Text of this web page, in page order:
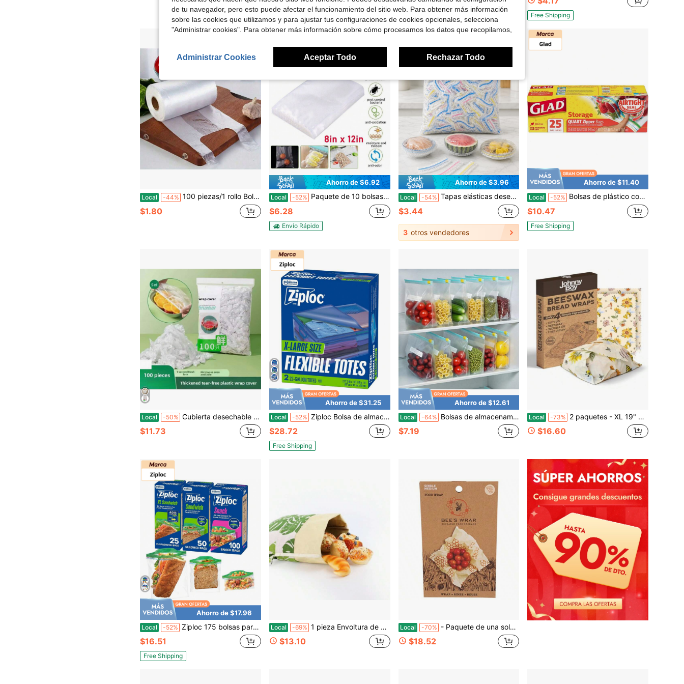
Free Shipping
Envío Rápido Free Shipping Free Shipping
Local -44% 100 piezas/1 rollo Bolsas de almacenamiento de alimentos duraderas y resistentes a desgarros para frutas y verduras, adecuadas para cocinar al aire libre y uso en la cocina
$1.80
Ahorro de $6.92
Local -52% Paquete de 10 bolsas de sellado al vacío premium de 8" x 12" para conservación de alimentos, almacenamiento y ahorro, para verduras y carne
$6.28
Envío Rápido
Ahorro de $3.96
Local -54% Tapas elásticas desechables para alimentos, tapas de película transparente para sellar tazones, platos y recipientes de almacenamiento de alimentos en la cocina, juego multicolor
$3.44
3 otros vendedores
Ahorro de $11.40
Local -52% Bolsas de plástico con cierre Glad para almacenamiento de alimentos - Cuarto de galón - 25 unidades Variante 1
$10.47
Free Shipping
Local -50% Cubierta desechable para envolver alimentos L-Bolsa de conservación L Cubierta de plástico PE para cuencos L Uso doméstico
$11.73
Ahorro de $31.25
Local -52% Ziploc Bolsa de almacenamiento flexible y apilable para ropa y hogar, 2 unidades, bolsa organizadora con cremallera y asas incorporadas, 22 galones, tamaño extra grande, variante 3
$28.72
Free Shipping
Ahorro de $12.61
Local -64% Bolsas de almacenamiento con cremallera deslizante reforzadas, 60 piezas en tamaños mixtos, bolsas herméticas a prueba de fugas aptas para congelador con cierre deslizante, bolsas organizadoras de alimentos transparentes y reutilizables para nevera, snacks de viaje y almacenamiento del hogar
$7.19
Local -73% 2 paquetes - XL 19" X 19" - Envoltorios de cera de abeja reutilizables con una cobertura total de 5 pies cuadrados - Alternativa ecológica al envoltorio de plástico para el almacenamiento de pan, tazones y almacenamiento de alimentos Clásico
$16.60
Ahorro de $17.96
Local -52% Ziploc 175 bolsas para sándwiches y aperitivos, fáciles de abrir y cerrar, bolsas de plástico para almacenamiento de alimentos Variante 2
$16.51
Free Shipping
Local -69% 1 pieza Envoltura de cera de abeja reutilizable para alimentos, bolsas para pan casero, bolsa de pan de levadura madre orgánica XL de algodón, suministros para bolsa de pan de cera de abeja, envoltura para sándwiches, recipientes de almacenamiento de alimentos frescos
$13.10
Local -70% - Paquete de una sola pieza mediana - Hecho en EE. UU. con algodón orgánico certificado - Libre de plástico y silicona - Reutilizable - Envoltura de alimentos de cera de abeja - Estampado de panal - 10" X 11"
$18.52
de tu navegador, pero esto puede afectar el funcionamiento del sitio web. Para obtener más información
sobre las cookies que utilizamos y para ajustar tus configuraciones de cookies opcionales, selecciona
"Administrar cookies". Para obtener más información sobre cómo procesamos los datos que recopilamos,
Administrar Cookies Aceptar Todo Rechazar Todo